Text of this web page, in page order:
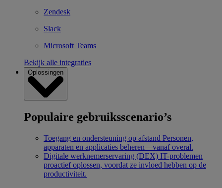
Zendesk
Slack
Microsoft Teams
Bekijk alle integraties
Oplossingen
Populaire gebruiksscenario’s
Toegang en ondersteuning op afstand Personen,
apparaten en applicaties beheren—vanaf overal.
Digitale werknemerservaring (DEX) IT-problemen
proactief oplossen, voordat ze invloed hebben op de
productiviteit.